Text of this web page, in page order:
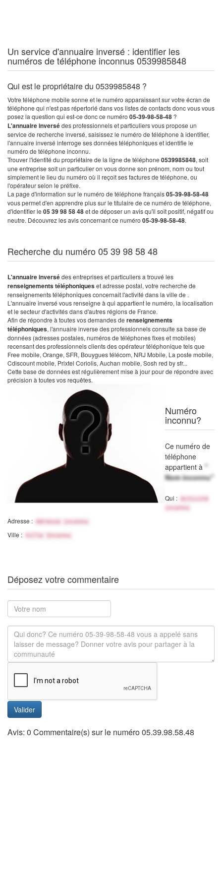
Un service d'annuaire inversé : identifier les
numéros de téléphone inconnus 0539985848
Qui est le propriétaire du 0539985848 ?
Votre téléphone mobile sonne et le numéro apparaissant sur votre écran de
téléphone qui n'est pas répertorié dans vos listes de contacts donc vous vous
posez la question qui est-ce donc ce numéro 05-39-98-58-48 ?
L'annuaire inversédes professionnels et particuliers vous propose un
service de recherche inversé, saisissez le numéro de téléphone à identifier,
l'annuaire inversé interroge ses données téléphoniques et identifie le
numéro de téléphone inconnu.
Trouver l'identité du propriétaire de la ligne de téléphone 0539985848, soit
une entreprise soit un particulier on vous donne son prénom, nom ou tout
simplement le lieu du numéro où il reçoit ses factures de téléphone, ou
l'opérateur selon le préfixe.
La page d'information sur le numéro de téléphone français05-39-98-58-48
vous permet d'en apprendre plus sur le titulaire de ce numéro de téléphone,
d'identifier le 05 39 98 58 48et de déposer un avis qu'il soit positif, négatif ou
neutre. Découvrez les avis concernant ce numéro 05-39-98-58-48.
Recherche du numéro 05 39 98 58 48
L'annuaire inversédes entreprises et particuliers a trouvé les
renseignements téléphoniqueset adresse postal, votre recherche de
renseignements téléphoniques concernait l'activité dans la ville de .
L'annuaire inversé vous renseigne à qui appartient le numéro, la localisation
et le secteur d'activités dans d'autres régions de France.
Afin de répondre à toutes vos demandes de renseignements
téléphoniques, l'annuaire inverse des professionnels consulte sa base de
données (adresses postales, numéros de téléphones fixes et mobiles)
recensant des professionnels clients des opérateur téléphonique tels que
Free mobile, Orange, SFR, Bouygues télécom, NRJ Mobile, La poste mobile,
Cdiscount mobile, Prixtel Coriolis, Auchan mobile, Sosh red by sfr...
Cette base de données est régulièrement mise à jour pour de répondre avec
précision à toutes vos requêtes.
Numéro
inconnu?
Ce numéro de
téléphone
appartient à "
Nom inconnu"
Qui :
Activité
inconnu
Adresse : Adresse inconnu
Ville : Ville Inconnu
Déposez votre commentaire
Valider
Avis: 0 Commentaire(s) sur le numéro 05.39.98.58.48